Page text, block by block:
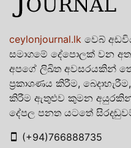
ceylonjournal.lk වෙබ්
සමාගමේ දේපොලක් වන
අපගේ ලිඛිත අවසරයකින්
ප්‍රකාශණය කිරීම,
කිරීම ඇතුළුව කුමන
දේපල පනත යටතේ
(+94)766888735